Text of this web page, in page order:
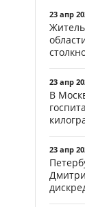
23 апр
23 апр
В
23 апр